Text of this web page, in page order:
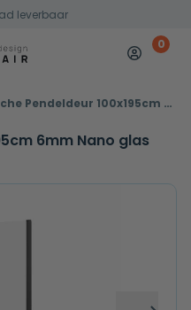
leverbaar
Mijn 0
Douche Pendeldeur 100x195cm 6mm Nano glas mat zwart serie Emma
6mm Nano glas